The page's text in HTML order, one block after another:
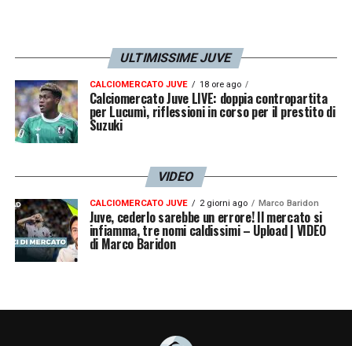
ULTIMISSIME JUVE
CALCIOMERCATO JUVE 18 ore ago
Calciomercato Juve LIVE: doppia contropartita
per Lucumì, riflessioni in corso per il prestito di
Suzuki
VIDEO
CALCIOMERCATO JUVE 2 giorni ago Marco Baridon
Juve, cederlo sarebbe un errore! Il mercato si
infiamma, tre nomi caldissimi – Upload | VIDEO
di Marco Baridon